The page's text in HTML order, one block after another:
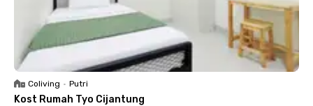
Coliving • Putri
Kost Rumah Tyo Cijantung